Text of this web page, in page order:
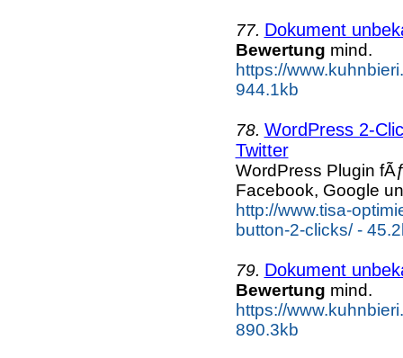
77. Dokument
Bewertung mind.
https://
944.1kb
78. WordPress 2-
Twitter
WordPress Plugin
Facebook, Google
http://www.tisa-
button-2-clicks/ -
79. Dokument
Bewertung mind.
https://
890.3kb